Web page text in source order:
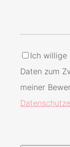
Ich willige
Daten zum
meiner